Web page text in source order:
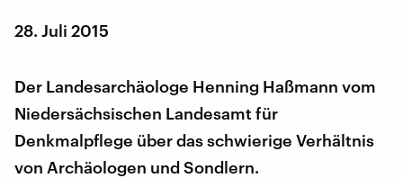
28. Juli 2015
Der Landesarchäologe Henning Haßmann vom
Niedersächsischen Landesamt für
Denkmalpflege über das schwierige Verhältnis
von Archäologen und Sondlern.